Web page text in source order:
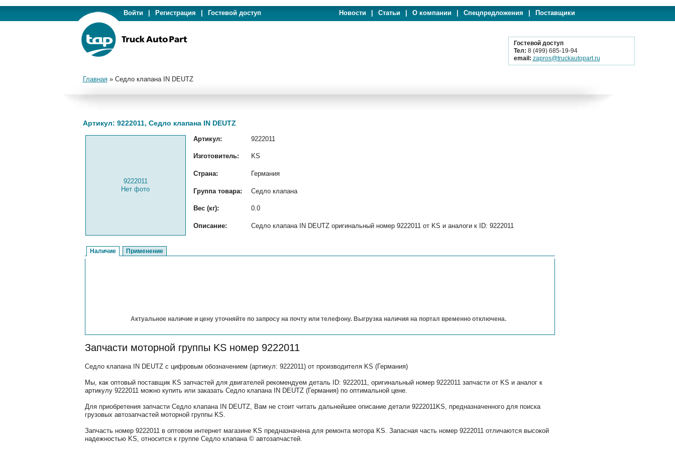
Войти Регистрация Гостевой доступ Новости Статьи О компании Спецпредложения Поставщики
Гостевой доступ
Тел: 8 (499) 685-19-94
email: zapros@truckautopart.ru
Главная» Седло клапана IN DEUTZ
Артикул: 9222011, Седло клапана IN DEUTZ
9222011
Нет фото
Артикул: 9222011
Изготовитель: KS
Страна: Германия
Группа товара: Седло клапана
Вес (кг): 0.0
Описание: Седло клапана IN DEUTZ оригинальный номер 9222011 от KS и аналоги к ID: 9222011
Наличие Применение
Актуальное наличие и цену уточняйте по запросу на почту или телефону. Выгрузка наличия на портал временно отключена.
Запчасти моторной группы KS номер 9222011
Седло клапана IN DEUTZ с цифровым обозначением (артикул: 9222011) от производителя KS (Германия)
Мы, как оптовый поставщик KS запчастей для двигателей рекомендуем деталь ID: 9222011, оригинальный номер 9222011 запчасти от KS и аналог к
артикулу 9222011 можно купить или заказать Седло клапана IN DEUTZ (Германия) по оптимальной цене.
Для приобретения запчасти Седло клапана IN DEUTZ, Вам не стоит читать дальнейшее описание детали 9222011KS, предназначенного для поиска
грузовых автозапчастей моторной группы KS.
Запчасть номер 9222011 в оптовом интернет магазине KS предназначена для ремонта мотора KS. Запасная часть номер 9222011 отличаются высокой
надежностью KS, относится к группе Седло клапана © автозапчастей.